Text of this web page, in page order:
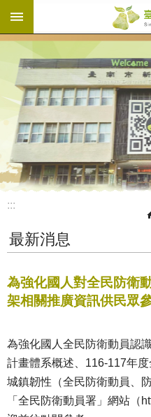
跳到主要內容區塊
:::
最新消息
為強化國人對全民防衛
架相關推廣資訊供民眾參
為強化國人全民防衛動員認
計畫體系概述、116-117年
城鎮韌性（全民防衛動員、
「全民防衛動員署」網站（